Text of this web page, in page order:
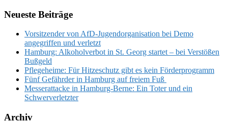
Neueste Beiträge
Vorsitzender von AfD-Jugendorganisation bei Demo
angegriffen und verletzt
Hamburg: Alkoholverbot in St. Georg startet – bei Verstößen
Bußgeld
Pflegeheime: Für Hitzeschutz gibt es kein Förderprogramm
Fünf Gefährder in Hamburg auf freiem Fuß
Messerattacke in Hamburg-Berne: Ein Toter und ein
Schwerverletzter
Archiv